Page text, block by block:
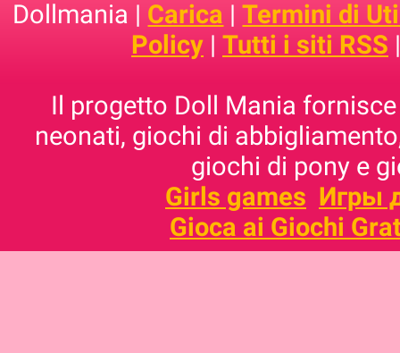
Dollmania | Carica |Termini di
Policy | Tutti i siti RSS
Il progetto Doll Mania
neonati, giochi di
giochi di pony e
Girls games Игры
Gioca ai Giochi